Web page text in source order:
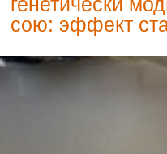
сою: эффект